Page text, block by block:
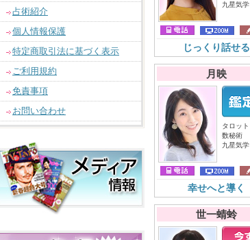
占術紹介
個人情報保護
特定商取引法に基づく表示
ご利用規約
免責事項
お問い合わせ
九星気学
じっくり話せる
月映
タロット
数秘術
九星気学
幸せへと導く
世一蜻蛉